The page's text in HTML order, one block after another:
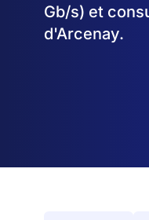
Gb/s) et
d'Arcenay.